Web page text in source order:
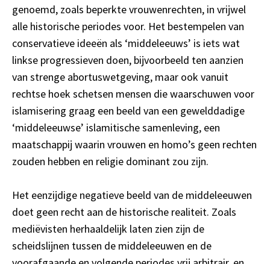
genoemd, zoals beperkte vrouwenrechten, in vrijwel
alle historische periodes voor. Het bestempelen van
conservatieve ideeën als ‘middeleeuws’ is iets wat
linkse progressieven doen, bijvoorbeeld ten aanzien
van strenge abortuswetgeving, maar ook vanuit
rechtse hoek schetsen mensen die waarschuwen voor
islamisering graag een beeld van een gewelddadige
‘middeleeuwse’ islamitische samenleving, een
maatschappij waarin vrouwen en homo’s geen rechten
zouden hebben en religie dominant zou zijn.
Het eenzijdige negatieve beeld van de middeleeuwen
doet geen recht aan de historische realiteit. Zoals
mediëvisten herhaaldelijk laten zien zijn de
scheidslijnen tussen de middeleeuwen en de